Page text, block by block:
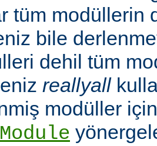
tüm modüllerin
bile
dehil tüm
reallyall
modüller